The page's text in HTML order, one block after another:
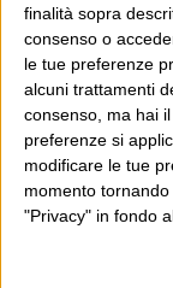
finalità sopra
consenso o
le tue preferenze
alcuni trattamenti
consenso, ma hai
preferenze si
modificare le tue
momento
"Privacy" in fondo